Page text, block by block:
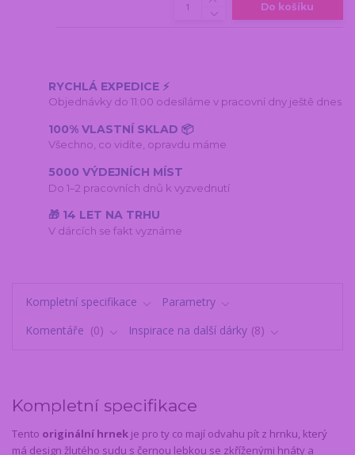
Do košíku
RYCHLÁ EXPEDICE ⚡
Objednávky do 11:00 odesíláme v pracovní dny ještě dnes
100% VLASTNÍ SKLAD 📦
Všechno, co vidíte, opravdu máme
5000 VÝDEJNÍCH MÍST
Do 1–2 pracovních dnů k vyzvednutí
🎁 14 LET NA TRHU
V dárcích se fakt vyznáme
Kompletní specifikace
Parametry
Komentáře
0 Inspirace na další dárky 8
Kompletní specifikace
Tento originální hrnek je pro ty co mají odvahu pít z hrnku, který
má design žlutého sudu s černou lebkou se zkříženými hnáty a